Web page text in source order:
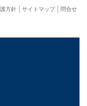
問合せ
サイトマップ
方針